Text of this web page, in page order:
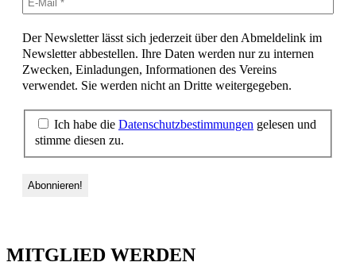
Der Newsletter lässt sich jederzeit über den Abmeldelink im
Newsletter abbestellen. Ihre Daten werden nur zu internen
Zwecken, Einladungen, Informationen des Vereins
verwendet. Sie werden nicht an Dritte weitergegeben.
Ich habe die Datenschutzbestimmungen gelesen und
stimme diesen zu.
MITGLIED WERDEN